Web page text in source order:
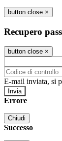
button close ×
Recupero
button close ×
E-mail inviata, si
Errore
Chiudi
Successo